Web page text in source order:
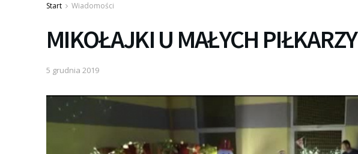
Start Wiadomości
MIKOŁAJKI U MAŁYCH PIŁKARZY
5 grudnia 2019